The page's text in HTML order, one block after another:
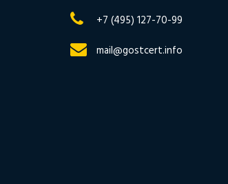
+7 (495) 127-70-99
mail@gostcert.info